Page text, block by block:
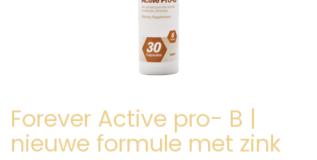
Forever Active pro- B |
nieuwe formule met zink